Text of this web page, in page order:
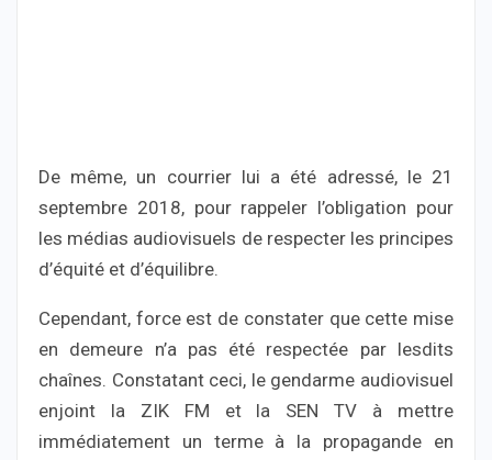
De même, un courrier lui a été adressé, le 21
septembre 2018, pour rappeler l’obligation pour
les médias audiovisuels de respecter les principes
d’équité et d’équilibre.
Cependant, force est de constater que cette mise
en demeure n’a pas été respectée par lesdits
chaînes. Constatant ceci, le gendarme audiovisuel
enjoint la ZIK FM et la SEN TV à mettre
immédiatement un terme à la propagande en